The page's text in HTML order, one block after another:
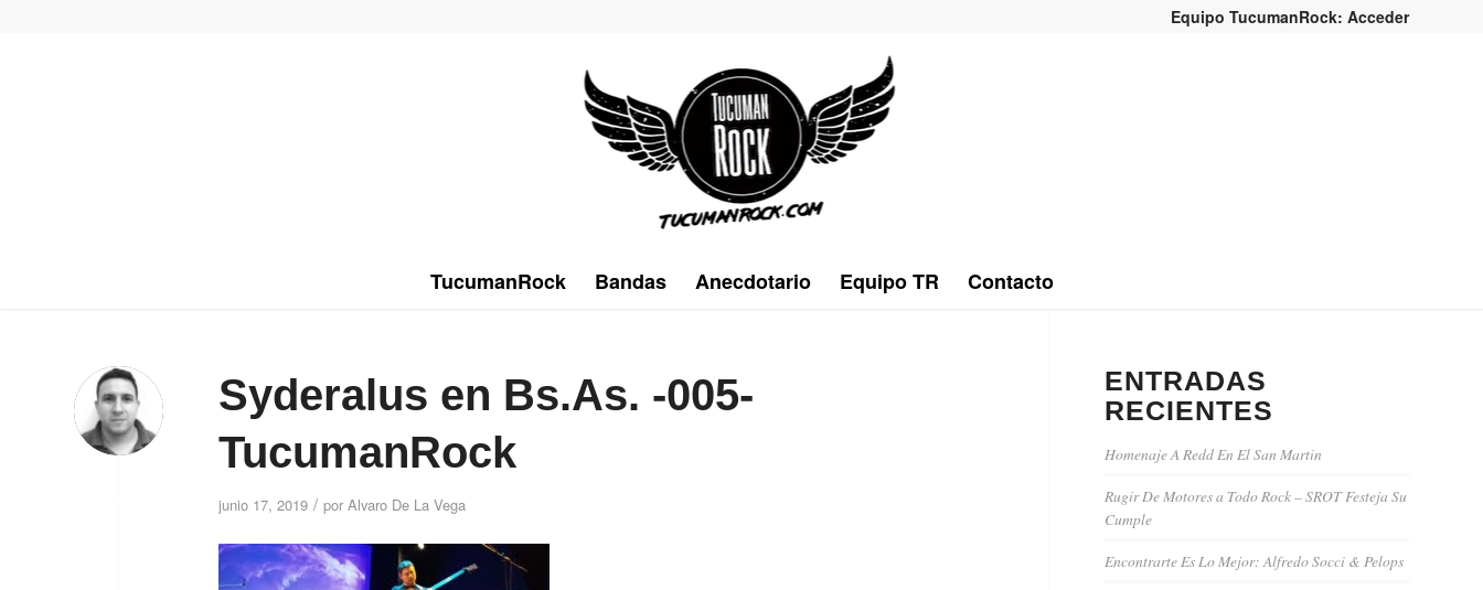
Equipo TucumanRock: Acceder
TucumanRock Bandas Anecdotario Equipo TR Contacto
Syderalus en Bs.As. -005-
TucumanRock
junio 17, 2019 / por Alvaro De La Vega
ENTRADAS
RECIENTES
Homenaje A Redd En El San Martin
Rugir De Motores a Todo Rock – SROT Festeja Su
Cumple
Encontrarte Es Lo Mejor: Alfredo Socci & Pelops